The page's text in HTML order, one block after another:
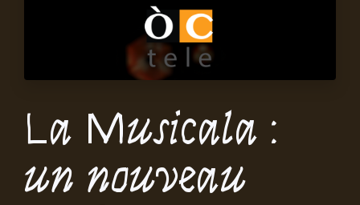
La Musicala :
un nouveau